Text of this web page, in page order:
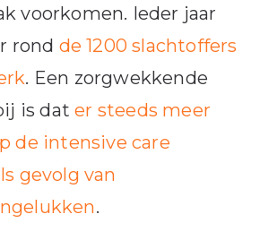
voorkomen. Ieder jaar
rond de 1200 slachtoffers
. Een zorgwekkende
is dater steeds meer
de intensive care
gevolg van
.